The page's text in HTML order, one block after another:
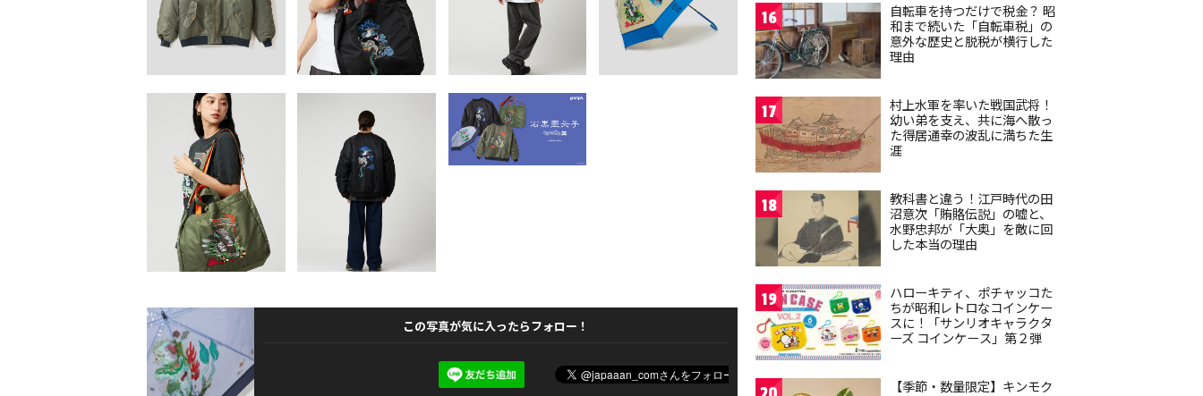
この写真が気に入ったらフォロー！
16
自転車を持つだけで税金？ 昭
和まで続いた「自転車税」の
意外な歴史と脱税が横行した
理由
17
村上水軍を率いた戦国武将！
幼い弟を支え、共に海へ散っ
た得居通幸の波乱に満ちた生
涯
18
教科書と違う！江戸時代の田
沼意次「賄賂伝説」の嘘と、
水野忠邦が「大奥」を敵に回
した本当の理由
19
ハローキティ、ポチャッコた
ちが昭和レトロなコインケー
スに！「サンリオキャラクタ
ーズ コインケース」第２弾
【季節・数量限定】キンモク